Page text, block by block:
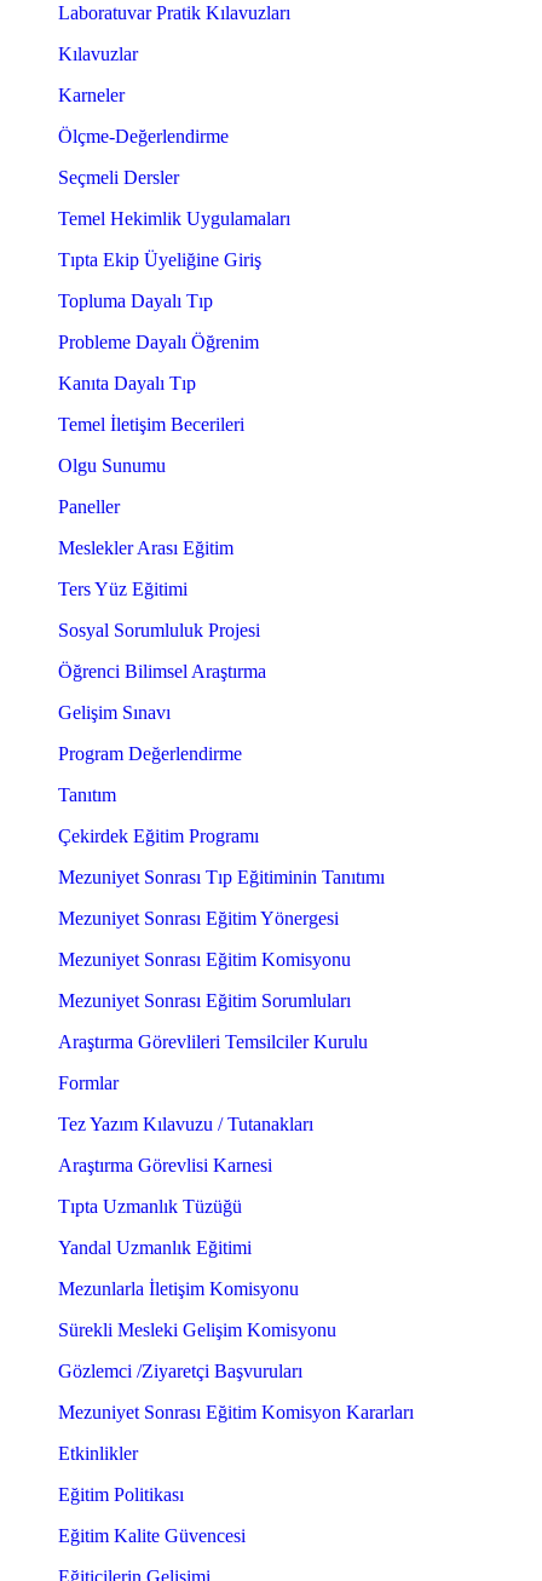
Laboratuvar Pratik Kılavuzları
Kılavuzlar
Karneler
Ölçme-Değerlendirme
Seçmeli Dersler
Temel Hekimlik Uygulamaları
Tıpta Ekip Üyeliğine Giriş
Topluma Dayalı Tıp
Probleme Dayalı Öğrenim
Kanıta Dayalı Tıp
Temel İletişim Becerileri
Olgu Sunumu
Paneller
Meslekler Arası Eğitim
Ters Yüz Eğitimi
Sosyal Sorumluluk Projesi
Öğrenci Bilimsel Araştırma
Gelişim Sınavı
Program Değerlendirme
Tanıtım
Çekirdek Eğitim Programı
Mezuniyet Sonrası Tıp Eğitiminin Tanıtımı
Mezuniyet Sonrası Eğitim Yönergesi
Mezuniyet Sonrası Eğitim Komisyonu
Mezuniyet Sonrası Eğitim Sorumluları
Araştırma Görevlileri Temsilciler Kurulu
Formlar
Tez Yazım Kılavuzu / Tutanakları
Araştırma Görevlisi Karnesi
Tıpta Uzmanlık Tüzüğü
Yandal Uzmanlık Eğitimi
Mezunlarla İletişim Komisyonu
Sürekli Mesleki Gelişim Komisyonu
Gözlemci /Ziyaretçi Başvuruları
Mezuniyet Sonrası Eğitim Komisyon Kararları
Etkinlikler
Eğitim Politikası
Eğitim Kalite Güvencesi